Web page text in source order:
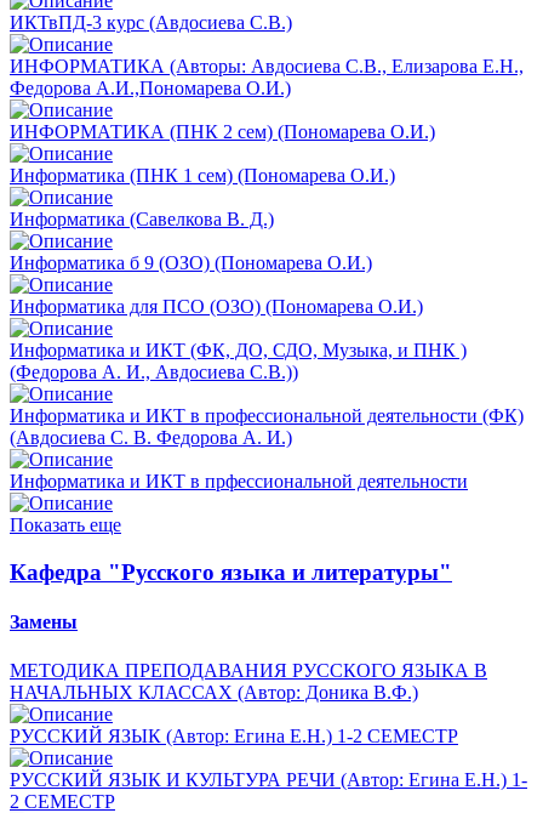
ИКТвПД-3 курс (Авдосиева С.В.)
ИНФОРМАТИКА (Авторы: Авдосиева С.В., Елизарова Е.Н.,
Федорова А.И.,Пономарева О.И.)
ИНФОРМАТИКА (ПНК 2 сем) (Пономарева О.И.)
Информатика (ПНК 1 сем) (Пономарева О.И.)
Информатика (Савелкова В. Д.)
Информатика б 9 (ОЗО) (Пономарева О.И.)
Информатика для ПСО (ОЗО) (Пономарева О.И.)
Информатика и ИКТ (ФК, ДО, СДО, Музыка, и ПНК )
(Федорова А. И., Авдосиева С.В.))
Информатика и ИКТ в профессиональной деятельности (ФК)
(Авдосиева С. В. Федорова А. И.)
Информатика и ИКТ в прфессиональной деятельности
Показать еще
Кафедра "Русского языка и литературы"
Замены
МЕТОДИКА ПРЕПОДАВАНИЯ РУССКОГО ЯЗЫКА В
НАЧАЛЬНЫХ КЛАССАХ (Автор: Доника В.Ф.)
РУССКИЙ ЯЗЫК (Автор: Егина Е.Н.) 1-2 СЕМЕСТР
РУССКИЙ ЯЗЫК И КУЛЬТУРА РЕЧИ (Автор: Егина Е.Н.) 1-
2 СЕМЕСТР